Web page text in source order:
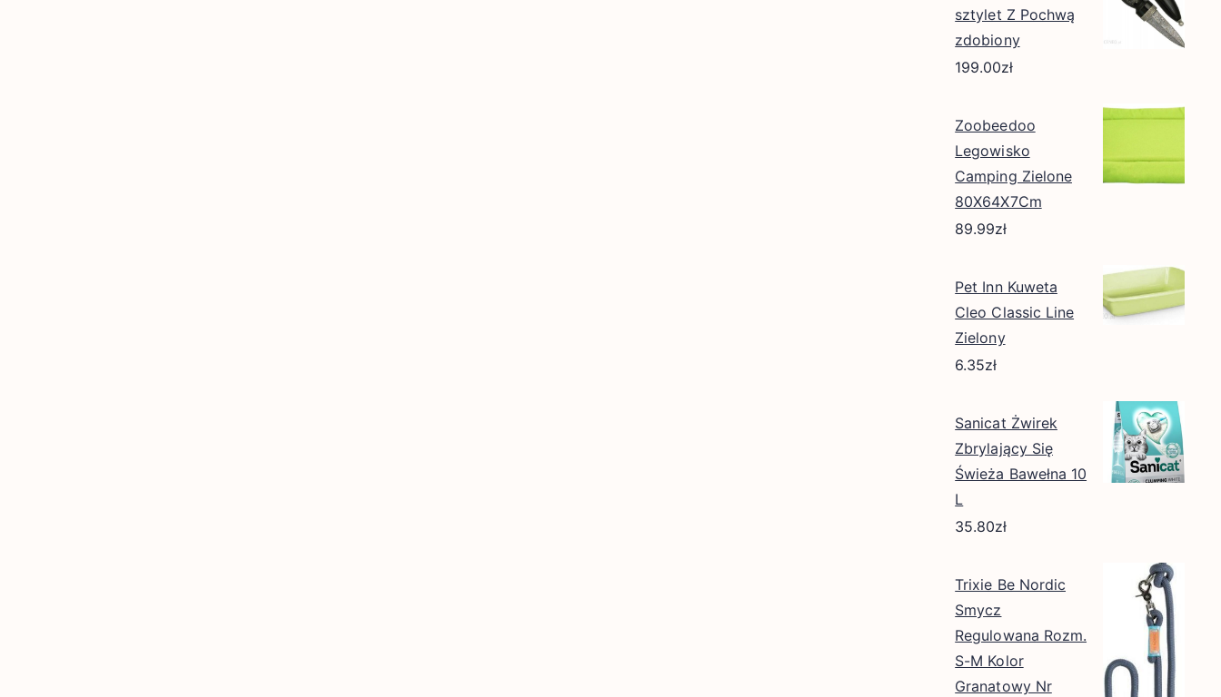
sztylet Z Pochwą
zdobiony
199.00zł
Zoobeedoo
Legowisko
Camping Zielone
80X64X7Cm
89.99zł
Pet Inn Kuweta
Cleo Classic Line
Zielony
6.35zł
Sanicat Żwirek
Zbrylający Się
Świeża Bawełna 10
L
35.80zł
Trixie Be Nordic
Smycz
Regulowana Rozm.
S-M Kolor
Granatowy Nr